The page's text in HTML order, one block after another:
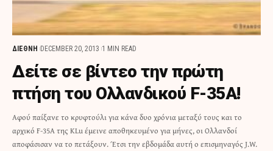
ΔΙΕΘΝΗ DECEMBER 20, 2013 1 MIN READ
Δείτε σε βίντεο την πρώτη
πτήση του Ολλανδικού F-35A!
Αφού παίξανε το κρυφτούλι για κάνα δυο χρόνια μεταξύ τους και το
αρχικό F-35A της KLu έμεινε αποθηκευμένο για μήνες, οι Ολλανδοί
αποφάσισαν να το πετάξουν. Έτσι την εβδομάδα αυτή ο επισμηναγός J.W.